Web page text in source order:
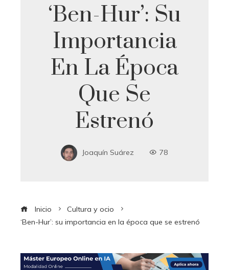
‘Ben-Hur’: Su
Importancia
En La Época
Que Se
Estrenó
Joaquín Suárez 78
Inicio
Cultura y ocio
‘Ben-Hur’: su importancia en la época que se estrenó